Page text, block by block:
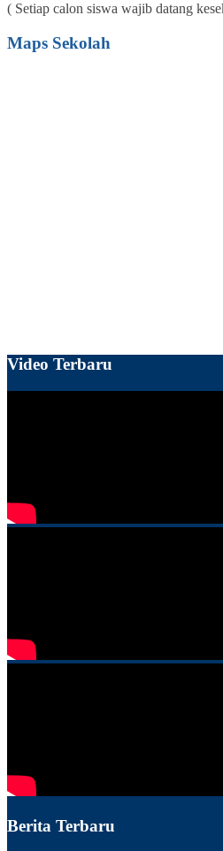
( Setiap calon siswa wajib datang
Maps Sekolah
Video Terbaru
Berita Terbaru